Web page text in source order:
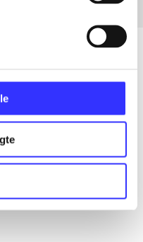
på udgivelser